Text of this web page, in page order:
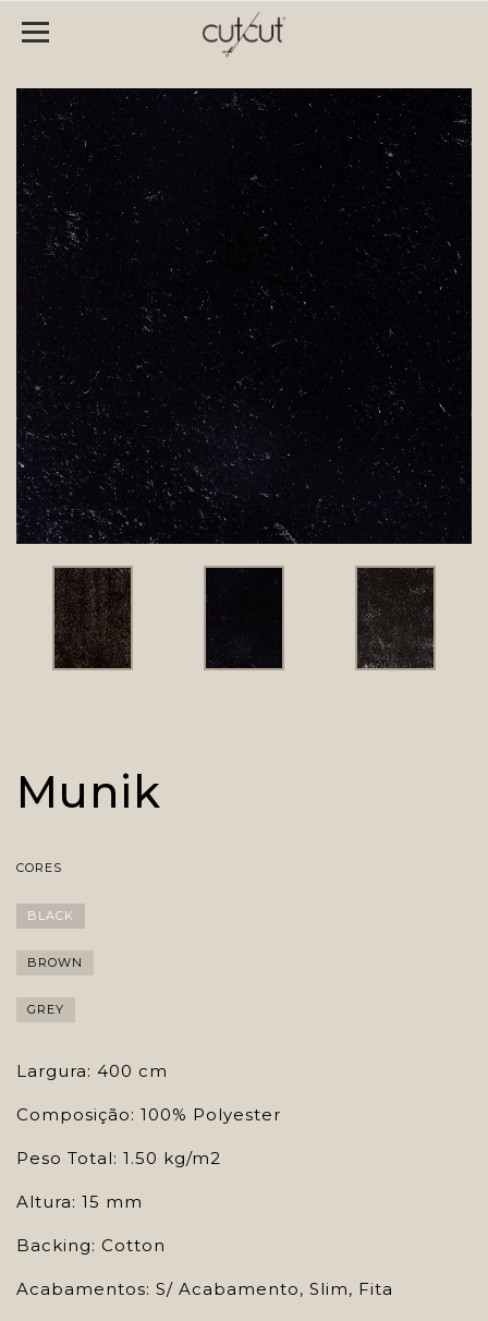
Munik
CORES
BLACK
BROWN
GREY
Largura: 400 cm
Composição: 100% Polyester
Peso Total: 1.50 kg/m2
Altura: 15 mm
Backing: Cotton
Acabamentos: S/ Acabamento, Slim, Fita